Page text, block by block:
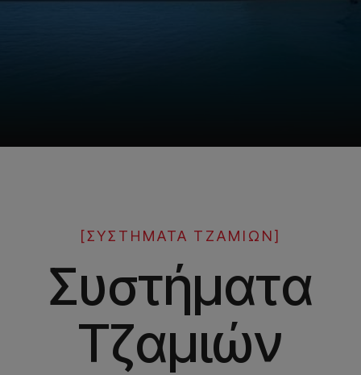
[ΣΥΣΤΉΜΑΤΑ ΤΖΑΜΙΏΝ]
Συστήματα
Τζαμιών